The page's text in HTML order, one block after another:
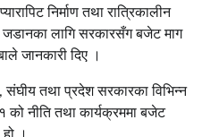
निर्माण तथा रात्रिकालीन
लागि सरकारसँग बजेट माग
जानकारी दिए ।
संघीय तथा प्रदेश सरकारका विभिन्न
नीति तथा कार्यक्रममा बजेट
।